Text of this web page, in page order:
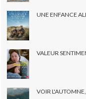
UNE ENFANCE
VALEUR
VOIR